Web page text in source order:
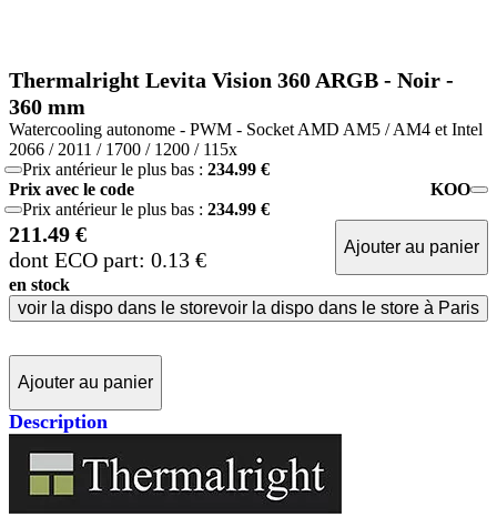
Thermalright Levita Vision 360 ARGB - Noir -
360 mm
Watercooling autonome - PWM - Socket AMD AM5 / AM4 et Intel
2066 / 2011 / 1700 / 1200 / 115x
Prix antérieur le plus bas : 234.99 €
Prix avec le code
KOO
Prix antérieur le plus bas : 234.99 €
211.49 €
dont ECO part: 0.13 €
Ajouter au panier
en stock
voir la dispo dans le storevoir la dispo dans le store à Paris
Ajouter au panier
Description